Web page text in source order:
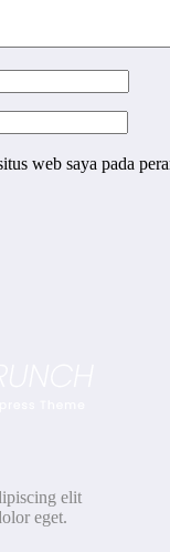
web saya pada
elit
eget.